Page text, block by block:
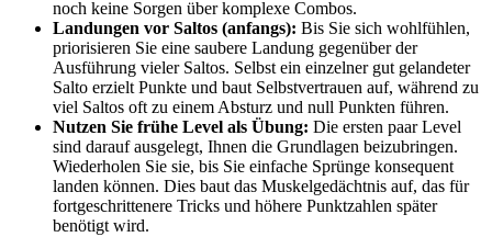
noch keine Sorgen über komplexe Combos.
Landungen vor Saltos (anfangs): Bis Sie sich wohlfühlen,
priorisieren Sie eine saubere Landung gegenüber der
Ausführung vieler Saltos. Selbst ein einzelner gut gelandeter
Salto erzielt Punkte und baut Selbstvertrauen auf, während zu
viel Saltos oft zu einem Absturz und null Punkten führen.
Nutzen Sie frühe Level als Übung: Die ersten paar Level
sind darauf ausgelegt, Ihnen die Grundlagen beizubringen.
Wiederholen Sie sie, bis Sie einfache Sprünge konsequent
landen können. Dies baut das Muskelgedächtnis auf, das für
fortgeschrittenere Tricks und höhere Punktzahlen später
benötigt wird.